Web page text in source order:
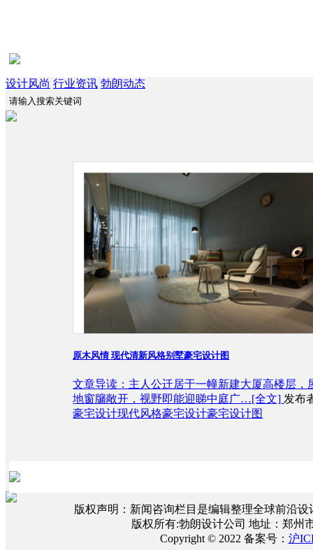
设计风尚 行业资讯 勃朗动态
原木风情 现代清新风格别墅豪宅设计图
文章导读：主人公迁居于一幢新建大厦高楼层
地窗牖敞开，视野即能迎睇中庭广…[全文] 发布
豪宅设计现代风格豪宅设计豪宅设计图
版权声明：新闻咨询栏目是编辑整理全球前沿
版权所有:勃朗设计公司 地址：郑州
Copyright © 2022 备案号： 沪